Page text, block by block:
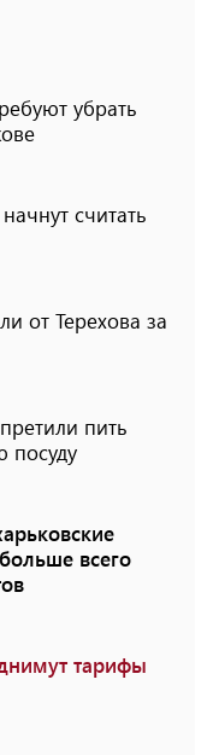
убрать
считать
от Терехова за
пить
посуду
всего
тарифы